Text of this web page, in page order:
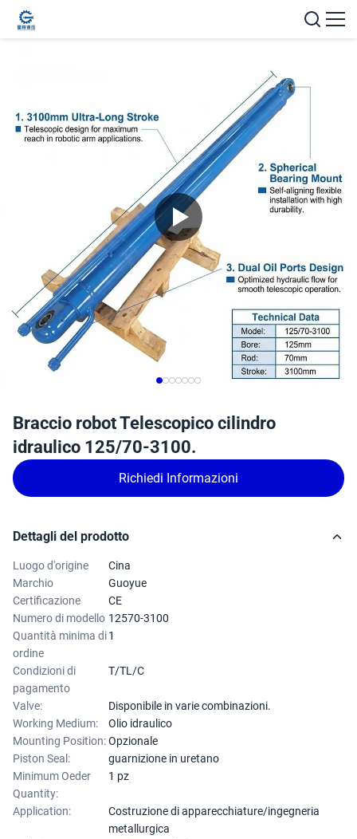
Braccio robot Telescopico cilindro
idraulico 125/70-3100.
Richiedi Informazioni
Dettagli del prodotto
Luogo d'origine
Cina
Marchio
Guoyue
Certificazione
CE
Numero di modello 12570-3100
Quantità minima di
ordine
1
Condizioni di
pagamento
T/TL/C
Valve:
Disponibile in varie combinazioni.
Working Medium:
Olio idraulico
Mounting Position:Opzionale
Piston Seal:
guarnizione in uretano
Minimum Oeder
Quantity:
1 pz
Application:
Costruzione di apparecchiature/ingegneria
metallurgica